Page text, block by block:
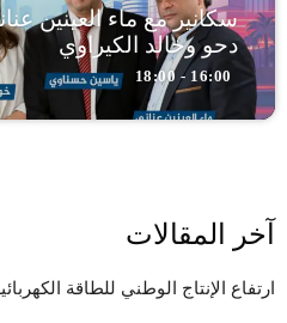
سكانير مع ماء العينين
دحو وخالد الكيراوي
16:00 - 18:00
آخر المقالات
ارتفاع الإنتاج الوطني للطاقة الكهربائية بـ 0,4 في